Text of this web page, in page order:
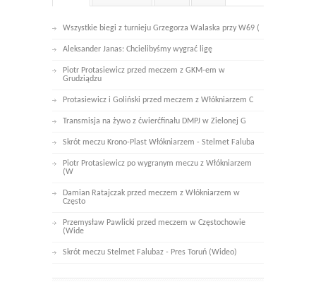
Wszystkie biegi z turnieju Grzegorza Walaska przy W69 (
Aleksander Janas: Chcielibyśmy wygrać ligę
Piotr Protasiewicz przed meczem z GKM-em w
Grudziądzu
Protasiewicz i Goliński przed meczem z Włókniarzem C
Transmisja na żywo z ćwierćfinału DMPJ w Zielonej G
Skrót meczu Krono-Plast Włókniarzem - Stelmet Faluba
Piotr Protasiewicz po wygranym meczu z Włókniarzem
(W
Damian Ratajczak przed meczem z Włókniarzem w
Często
Przemysław Pawlicki przed meczem w Częstochowie
(Wide
Skrót meczu Stelmet Falubaz - Pres Toruń (Wideo)